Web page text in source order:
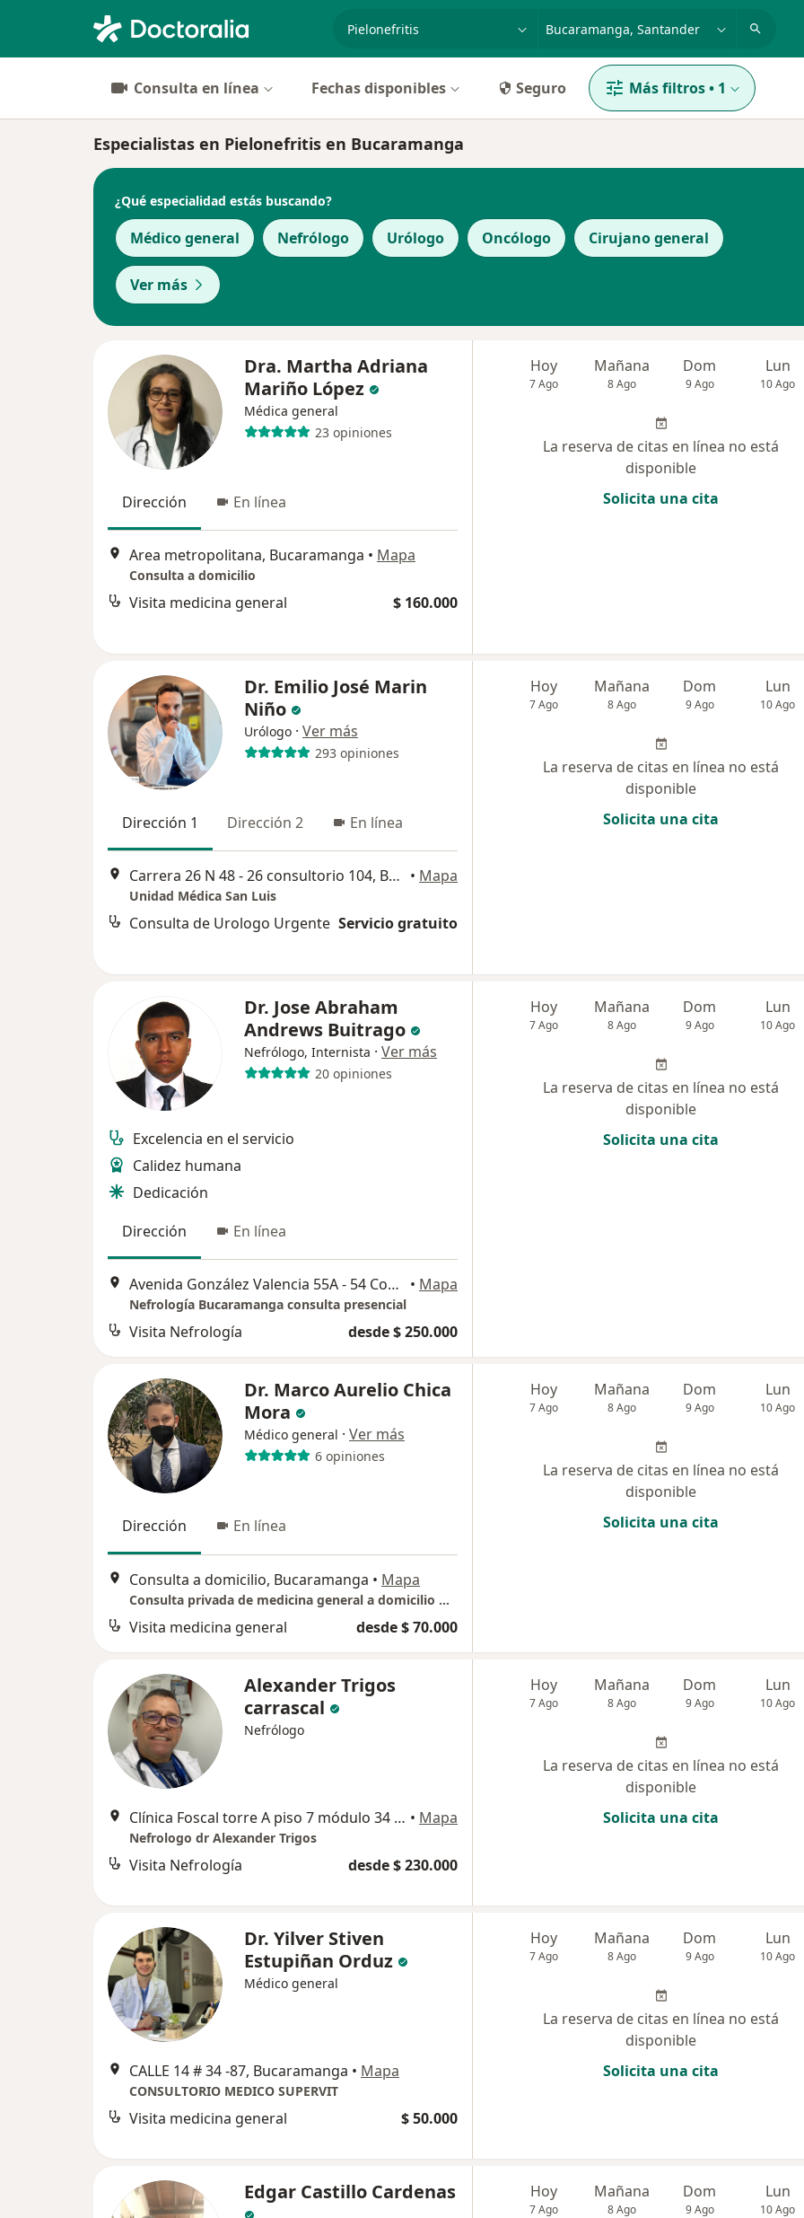
Consulta en línea Fechas disponibles Seguro Más filtros• 1
Especialistas en Pielonefritis en Bucaramanga
¿Qué especialidad estás buscando?
Médico general Nefrólogo Urólogo Oncólogo Cirujano general
Ver más
Dra. Martha Adriana
Mariño López
Médica general
23 opiniones
Dirección En línea
Area metropolitana, Bucaramanga • Mapa
Consulta a domicilio
Visita medicina general $ 160.000
Hoy
7 Ago
Mañana
8 Ago
Dom
9 Ago
Lun
10 Ago
La reserva de citas en línea no está
disponible
Solicita una cita
Dr. Emilio José Marin
Niño
Urólogo · Ver más
293 opiniones
Dirección 1 Dirección 2 En línea
Carrera 26 N 48 - 26 consultorio 104, Bucaramanga • Mapa
Unidad Médica San Luis
Consulta de Urologo Urgente Servicio gratuito
Hoy
7 Ago
Mañana
8 Ago
Dom
9 Ago
Lun
10 Ago
La reserva de citas en línea no está
disponible
Solicita una cita
Dr. Jose Abraham
Andrews Buitrago
Nefrólogo, Internista · Ver más
20 opiniones
Excelencia en el servicio
Calidez humana
Dedicación
Dirección
En línea
Avenida González Valencia 55A - 54 Consultorio 701 edificio Dek Tower Cel, Bucaramanga • Mapa
Nefrología Bucaramanga consulta presencial
Visita Nefrología desde $ 250.000
Hoy
7 Ago
Mañana
8 Ago
Dom
9 Ago
Lun
10 Ago
La reserva de citas en línea no está
disponible
Solicita una cita
Dr. Marco Aurelio Chica
Mora
Médico general · Ver más
6 opiniones
Dirección En línea
Consulta a domicilio, Bucaramanga • Mapa
Consulta privada de medicina general a domicilio Dr. Marco Aurelio Chica Mora
Visita medicina general desde $ 70.000
Hoy
7 Ago
Mañana
8 Ago
Dom
9 Ago
Lun
10 Ago
La reserva de citas en línea no está
disponible
Solicita una cita
Alexander Trigos
carrascal
Nefrólogo
Clínica Foscal torre A piso 7 módulo 34 consultorio 708 , Floridablanca • Mapa
Nefrologo dr Alexander Trigos
Visita Nefrología desde $ 230.000
Hoy
7 Ago
Mañana
8 Ago
Dom
9 Ago
Lun
10 Ago
La reserva de citas en línea no está
disponible
Solicita una cita
Dr. Yilver Stiven
Estupiñan Orduz
Médico general
CALLE 14 # 34 -87, Bucaramanga • Mapa
CONSULTORIO MEDICO SUPERVIT
Visita medicina general $ 50.000
Hoy
7 Ago
Mañana
8 Ago
Dom
9 Ago
Lun
10 Ago
La reserva de citas en línea no está
disponible
Solicita una cita
Edgar Castillo Cardenas Hoy
7 Ago
Mañana
8 Ago
Dom
9 Ago
Lun
10 Ago